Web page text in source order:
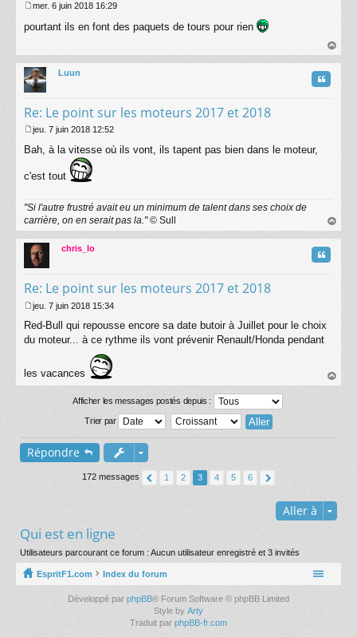
e
a
g
e
mer. 6 juin 2018 16:29
pourtant ils en font des paquets de tours pour rien
au
Luun
Re: Le point sur les moteurs 2017 et 2018
Citation
e
s
e
jeu. 7 juin 2018 12:52
Bah, à la vitesse où ils vont, ils tapent pas bien dans le moteur,
c'est tout
"Si l'autre frustré avait eu un minimum de talent dans ses choix de
carrière, on en serait pas la."© Sull
au
chris_lo
Re: Le point sur les moteurs 2017 et 2018
Citation
e
s
g
e
jeu. 7 juin 2018 15:34
Red-Bull qui repousse encore sa date butoir à Juillet pour le choix
du moteur... à ce rythme ils vont prévenir Renault/Honda pendant
les vacances
au
Afficher les messages postés depuis :
Trier par
Répondre
172 messages 1 2 3 4 5 6
Aller à
Qui est en ligne
Utilisateurs parcourant ce forum : Aucun utilisateur enregistré et 3 invités
EspritF1.com Index du forum
Développé par phpBB® Forum Software © phpBB Limited
Style by Arty
Traduit par phpBB-fr.com